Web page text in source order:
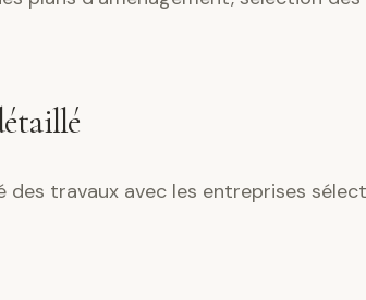
des travaux avec les entreprises